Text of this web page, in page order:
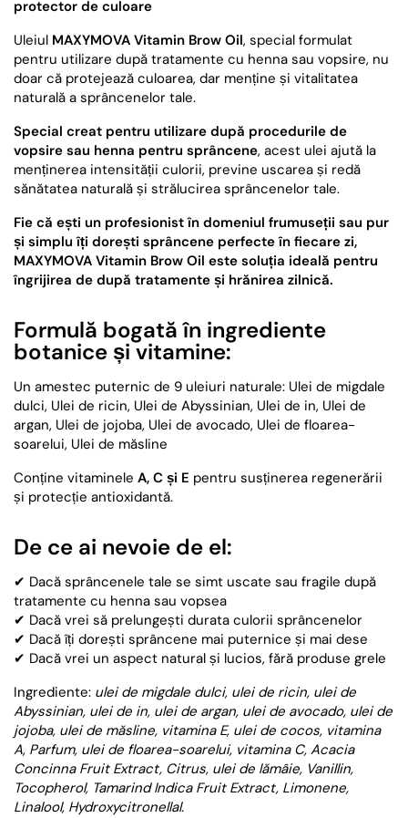
protector de culoare
Uleiul MAXYMOVA Vitamin Brow Oil, special formulat
pentru utilizare după tratamente cu henna sau vopsire, nu
doar că protejează culoarea, dar menține și vitalitatea
naturală a sprâncenelor tale.
Special creat pentru utilizare după procedurile de
vopsire sau henna pentru sprâncene, acest ulei ajută la
menținerea intensității culorii, previne uscarea și redă
sănătatea naturală și strălucirea sprâncenelor tale.
Fie că ești un profesionist în domeniul frumuseții sau pur
și simplu îți dorești sprâncene perfecte în fiecare zi,
MAXYMOVA Vitamin Brow Oil este soluția ideală pentru
îngrijirea de după tratamente și hrănirea zilnică.
Formulă bogată în ingrediente
botanice și vitamine:
Un amestec puternic de 9 uleiuri naturale: Ulei de migdale
dulci, Ulei de ricin, Ulei de Abyssinian, Ulei de in, Ulei de
argan, Ulei de jojoba, Ulei de avocado, Ulei de floarea-
soarelui, Ulei de măsline
Conține vitaminele A, C și E pentru susținerea regenerării
și protecție antioxidantă.
De ce ai nevoie de el:
✔ Dacă sprâncenele tale se simt uscate sau fragile după
tratamente cu henna sau vopsea
✔ Dacă vrei să prelungești durata culorii sprâncenelor
✔ Dacă îți dorești sprâncene mai puternice și mai dese
✔ Dacă vrei un aspect natural și lucios, fără produse grele
Ingrediente: ulei de migdale dulci, ulei de ricin, ulei de
Abyssinian, ulei de in, ulei de argan, ulei de avocado, ulei de
jojoba, ulei de măsline, vitamina E, ulei de cocos, vitamina
A, Parfum, ulei de floarea-soarelui, vitamina C, Acacia
Concinna Fruit Extract, Citrus, ulei de lămâie, Vanillin,
Tocopherol, Tamarind Indica Fruit Extract, Limonene,
Linalool, Hydroxycitronellal.